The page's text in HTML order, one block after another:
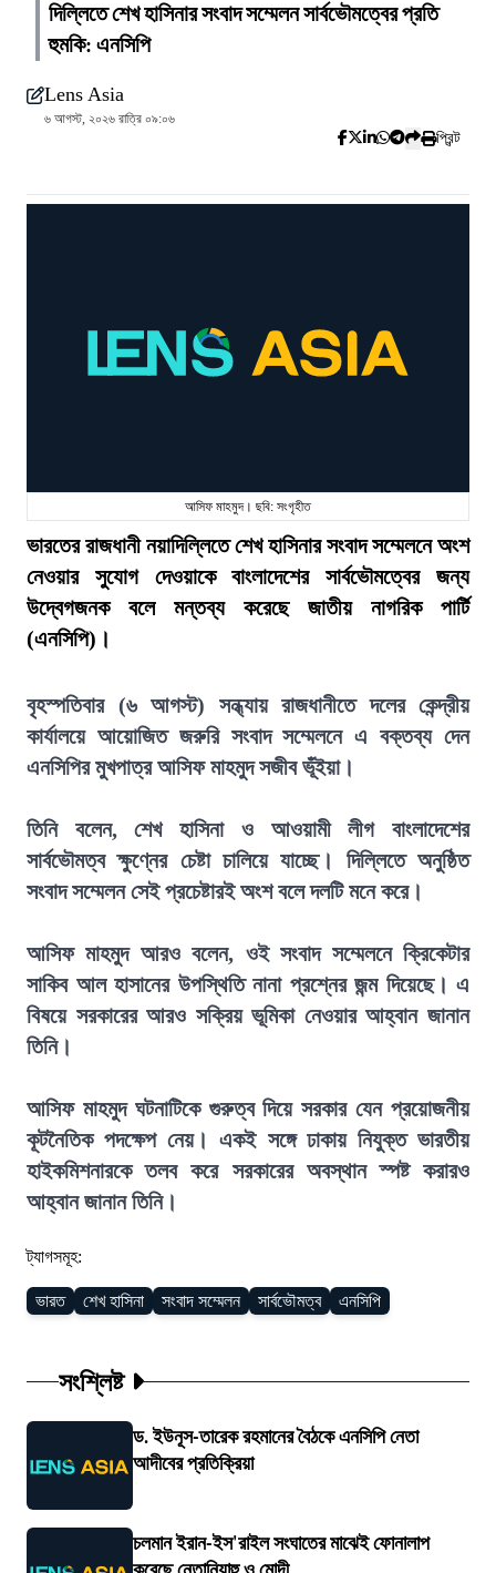
দিল্লিতে শেখ হাসিনার সংবাদ সম্মেলন সার্বভৌমত্বের প্রতি
হুমকি: এনসিপি
Lens Asia
৬ আগস্ট, ২০২৬ রাত্রি ০৯:০৬
প্রিন্ট
আসিফ মাহমুদ। ছবি: সংগৃহীত
ভারতের রাজধানী নয়াদিল্লিতে শেখ হাসিনার সংবাদ সম্মেলনে অংশ
নেওয়ার সুযোগ দেওয়াকে বাংলাদেশের সার্বভৌমত্বের জন্য
উদ্বেগজনক বলে মন্তব্য করেছে জাতীয় নাগরিক পার্টি
(এনসিপি)।
বৃহস্পতিবার (৬ আগস্ট) সন্ধ্যায় রাজধানীতে দলের কেন্দ্রীয়
কার্যালয়ে আয়োজিত জরুরি সংবাদ সম্মেলনে এ বক্তব্য দেন
এনসিপির মুখপাত্র আসিফ মাহমুদ সজীব ভূঁইয়া।
তিনি বলেন, শেখ হাসিনা ও আওয়ামী লীগ বাংলাদেশের
সার্বভৌমত্ব ক্ষুণ্নের চেষ্টা চালিয়ে যাচ্ছে। দিল্লিতে অনুষ্ঠিত
সংবাদ সম্মেলন সেই প্রচেষ্টারই অংশ বলে দলটি মনে করে।
আসিফ মাহমুদ আরও বলেন, ওই সংবাদ সম্মেলনে ক্রিকেটার
সাকিব আল হাসানের উপস্থিতি নানা প্রশ্নের জন্ম দিয়েছে। এ
বিষয়ে সরকারের আরও সক্রিয় ভূমিকা নেওয়ার আহ্বান জানান
তিনি।
আসিফ মাহমুদ ঘটনাটিকে গুরুত্ব দিয়ে সরকার যেন প্রয়োজনীয়
কূটনৈতিক পদক্ষেপ নেয়। একই সঙ্গে ঢাকায় নিযুক্ত ভারতীয়
হাইকমিশনারকে তলব করে সরকারের অবস্থান স্পষ্ট করারও
আহ্বান জানান তিনি।
ট্যাগসমূহ:
ভারত শেখ হাসিনা সংবাদ সম্মেলন সার্বভৌমত্ব এনসিপি
সংশ্লিষ্ট
ড. ইউনূস-তারেক রহমানের বৈঠকে এনসিপি নেতা
আদীবের প্রতিক্রিয়া
চলমান ইরান-ইস'রাইল সংঘাতের মাঝেই ফোনালাপ